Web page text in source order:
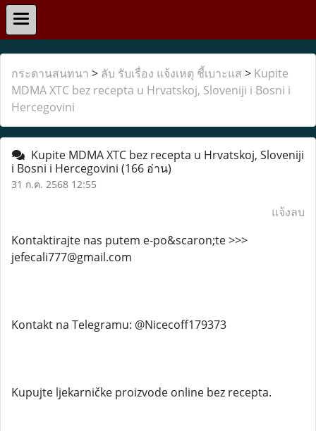
กระดานสนทนา > ลับ รับเรื่อง แจ้งเหตุ ชี้เบาะแส > Kupite
MDMA XTC bez recepta u Hrvatskoj, Sloveniji i Bosni i
Hercegovini
Kupite MDMA XTC bez recepta u Hrvatskoj, Sloveniji
i Bosni i Hercegovini (166 อ่าน)
31 ก.ค. 2568 12:55
แจ้งลบ
Kontaktirajte nas putem e-po&scaron;te >>>
jefecali777@gmail.com
Kontakt na Telegramu: @Nicecoff179373
Kupujte ljekarničke proizvode online bez recepta.